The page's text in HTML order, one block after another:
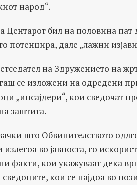
народ“.
Центарот бил на половина пат
потенцира, дале „лажни
на Здружението на
се изложени на одредени
„инсајдери“, кои сведочат
заштита.
што Обвинителството
во јавноста, го
факти, кои укажуваат дека
кои се најдоа во